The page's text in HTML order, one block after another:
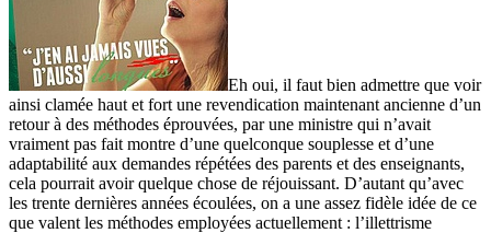
Eh oui, il faut bien admettre que voir
ainsi clamée haut et fort une revendication maintenant ancienne d’un
retour à des méthodes éprouvées, par une ministre qui n’avait
vraiment pas fait montre d’une quelconque souplesse et d’une
adaptabilité aux demandes répétées des parents et des enseignants,
cela pourrait avoir quelque chose de réjouissant. D’autant qu’avec
les trente dernières années écoulées, on a une assez fidèle idée de ce
que valent les méthodes employées actuellement : l’illettrisme